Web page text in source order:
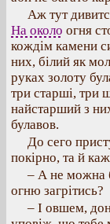
Аж тут
На около огня
кождім камени
них, білий як
руках золоту
три старші, три
найстарший з
булавов.
До сего
покірно, та й
– А не можна
огню загрітись?
– І овшем,